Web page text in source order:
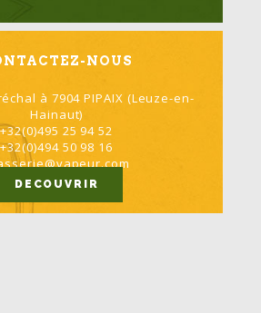
NOUS
à 7904 PIPAIX (Leuze-en-
Hainaut)
+32(0)495 25 94 52
+32(0)494 50 98 16
DECOUVRIR